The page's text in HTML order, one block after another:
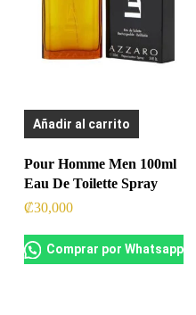
Añadir al carrito
Pour Homme Men 100ml
Eau De Toilette Spray
₡30,000
Comprar por Whatsapp